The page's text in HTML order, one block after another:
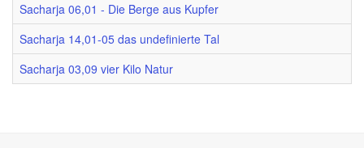
Sacharja 06,01 - Die Berge aus Kupfer
Sacharja 14,01-05 das undefinierte Tal
Sacharja 03,09 vier Kilo Natur